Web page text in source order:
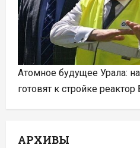
Атомное будущее Урала:
готовят к стройке
АРХИВЫ